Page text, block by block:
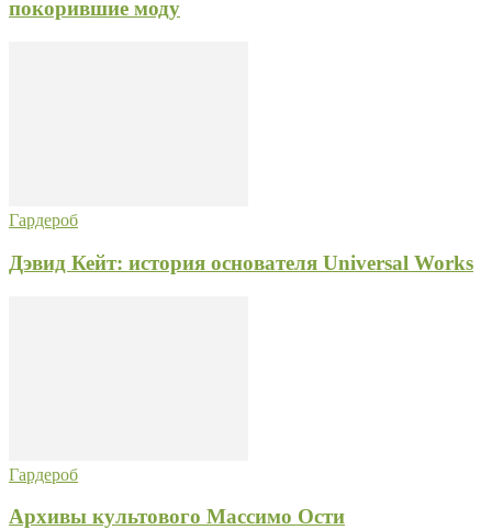
покорившие моду
Гардероб
Дэвид Кейт: история основателя Universal Works
Гардероб
Архивы культового Массимо Ости